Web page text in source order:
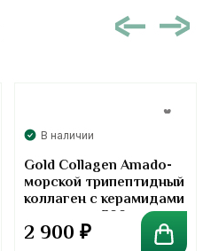
В наличии
Gold Collagen Amado-
морской трипептидный
коллаген с керамидами
в порошке. 300 грамм
2 900 ₽